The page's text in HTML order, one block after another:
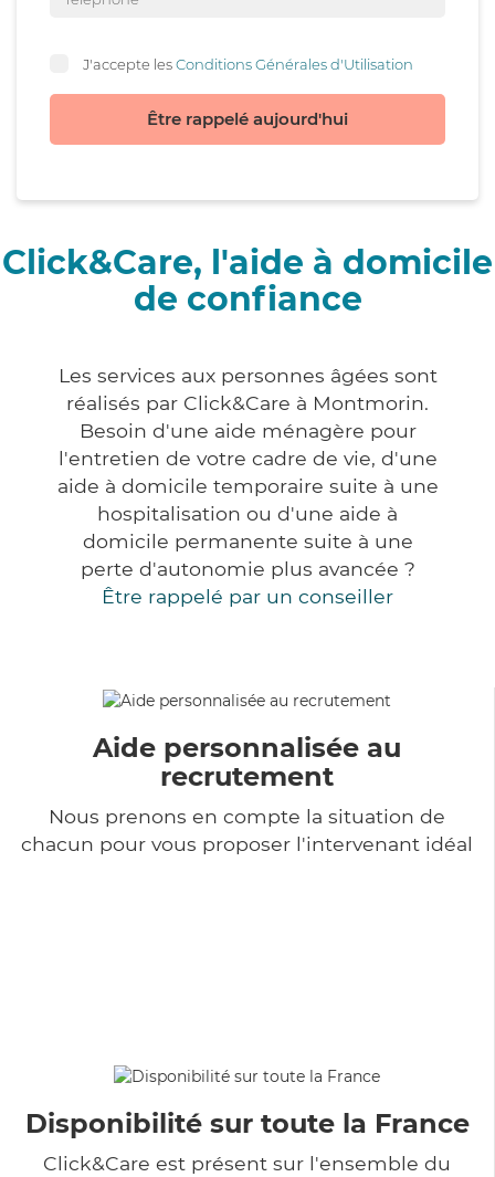
J'accepte lesConditions Générales d'Utilisation
Être rappelé aujourd'hui
Click&Care, l'aide à domicile
de confiance
Les services aux personnes âgées sont
réalisés par Click&Care à Montmorin.
Besoin d'une aide ménagère pour
l'entretien de votre cadre de vie, d'une
aide à domicile temporaire suite à une
hospitalisation ou d'une aide à
domicile permanente suite à une
perte d'autonomie plus avancée ?
Être rappelé par un conseiller
Aide personnalisée au
recrutement
Nous prenons en compte la situation de
chacun pour vous proposer l'intervenant idéal
Disponibilité sur toute la France
Click&Care est présent sur l'ensemble du